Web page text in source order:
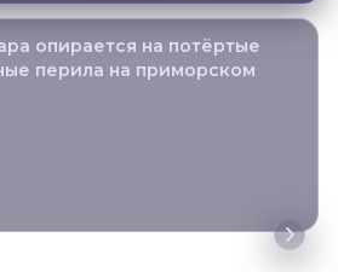
опирается на потёртые
перила на приморском